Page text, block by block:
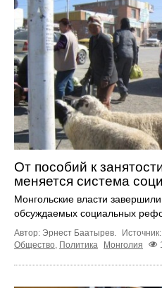
От пособий к
меняется система
Монгольские власти
обсуждаемых социальных
Автор: Эрнест Баатырев. Источник:
Общество, Политика Монголия